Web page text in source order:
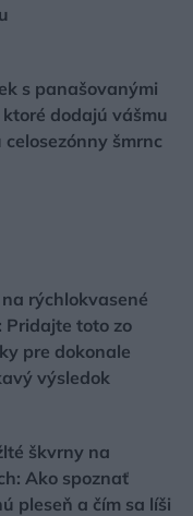
s panašovanými
dodajú vášmu
celosezónny šmrnc
rýchlokvasené
Pridajte toto zo
pre dokonale
výsledok
škvrny na
Ako spoznať
pleseň a čím sa líši